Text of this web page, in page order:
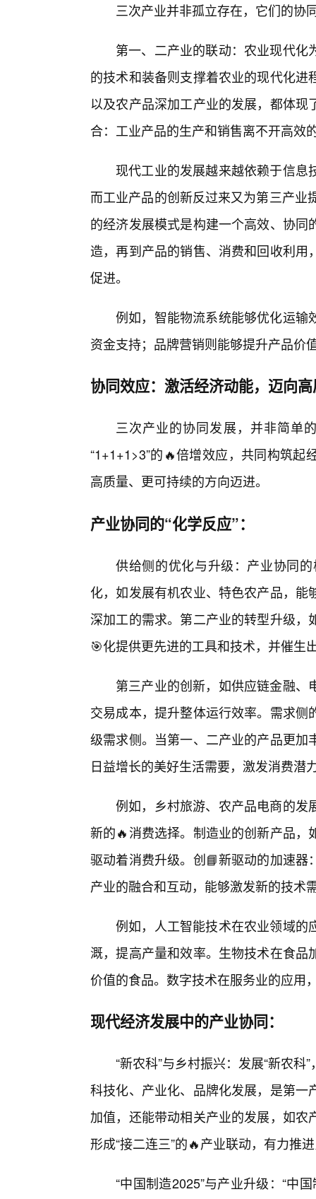
三次产业并非孤立存在，它们的协
第一、二产业的联动：农业现代
的技术和装备则支撑着农业的现代化
以及农产品深加工产业的发展，都体
合：工业产品的生产和销售离不开高效
现代工业的发展越来越依赖于信息
而工业产品的创新反过来又为第三产
的经济发展模式是构建一个高效、协
造，再到产品的销售、消费和回收利
促进。
例如，智能物流系统能够优化运输
资金支持；品牌营销则能够提升产品价
协同效应：激活经济动能，迈向
三次产业的协同发展，并非简单
“1+1+1>3”的🔥倍增效应，共同构筑
高质量、更可持续的方向迈进。
产业协同的“化学反应”：
供给侧的优化与升级：产业协同
化，如发展有机农业、特色农产品，
深加工的需求。第二产业的转型升级
🎯化提供更先进的工具和技术，并催生
第三产业的创新，如供应链金融
交易成本，提升整体运行效率。需求
级需求侧。当第一、二产业的产品更
日益增长的美好生活需要，激发消费潜
例如，乡村旅游、农产品电商的发
新的🔥消费选择。制造业的创新产品
驱动着消费升级。创📘新驱动的加速
产业的融合和互动，能够激发新的技术
例如，人工智能技术在农业领域的
溉，提高产量和效率。生物技术在食
价值的食品。数字技术在服务业的应用
现代经济发展中的产业协同：
“新农科”与乡村振兴：发展“新农
科技化、产业化、品牌化发展，是第
加值，还能带动相关产业的发展，如
形成“接二连三”的🔥产业联动，有力推
“中国制造2025”与产业升级：“中